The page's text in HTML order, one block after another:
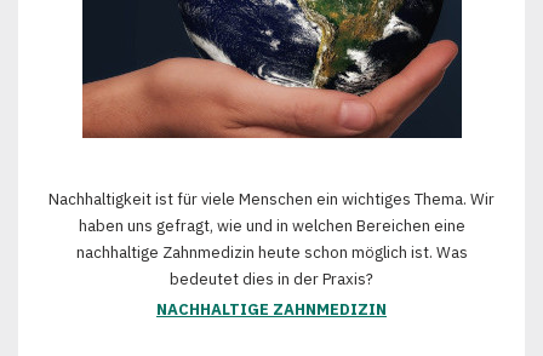
Nachhaltigkeit ist für viele Menschen ein wichtiges Thema. Wir
haben uns gefragt, wie und in welchen Bereichen eine
nachhaltige Zahnmedizin heute schon möglich ist. Was
bedeutet dies in der Praxis?
NACHHALTIGE ZAHNMEDIZIN